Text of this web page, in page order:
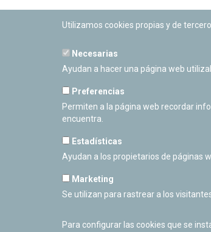
PLANETARIO DE PAMPLONA
Calle Sancho RamÃ­rez, s/n
Cerrado Temporalmente
Utilizamos cookies propias y de
Necesarias
Ayudan a hacer una página web
Preferencias
Permiten a la página web recordar
encuentra.
Estadísticas
Ayudan a los propietarios de páginas
Marketing
Se utilizan para rastrear a los
Para configurar las cookies que se